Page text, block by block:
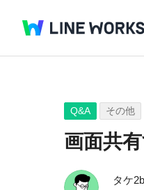
Q&A その他
画面共
タケ